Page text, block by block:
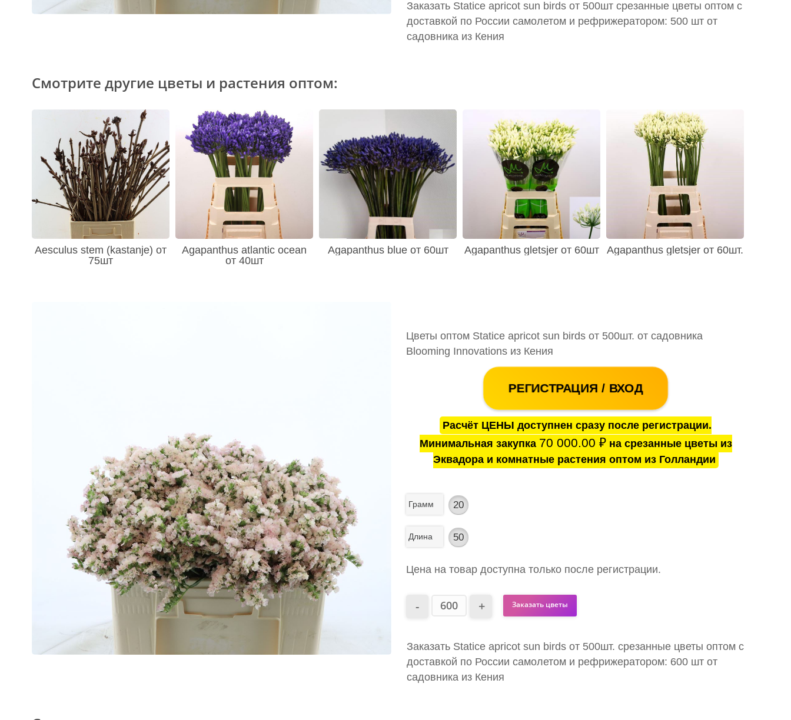
Заказать Statice apricot sun birds от 500шт срезанные цветы оптом с
доставкой по России самолетом и рефрижератором: 500 шт от
садовника из Кения
Смотрите другие цветы и растения оптом:
Aesculus stem (kastanje) от
75шт
Agapanthus atlantic ocean
от 40шт
Agapanthus blue от 60шт Agapanthus gletsjer от 60шт Agapanthus gletsjer от 60шт.
Цветы оптом Statice apricot sun birds от 500шт. от садовника
Blooming Innovations из Кения
РЕГИСТРАЦИЯ / ВХОД
Расчёт ЦЕНЫ доступнен сразу после регистрации.
Минимальная закупка 70 000.00 ₽на срезанные цветы из
Эквадора и комнатные растения оптом из Голландии
Грамм 20
Длина 50
Цена на товар доступна только после регистрации.
Заказать цветы
Заказать Statice apricot sun birds от 500шт. срезанные цветы оптом с
доставкой по России самолетом и рефрижератором: 600 шт от
садовника из Кения